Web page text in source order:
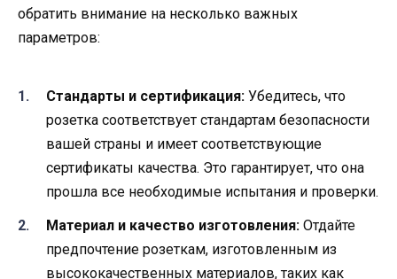
обратить внимание на несколько важных
параметров:
Стандарты и сертификация: Убедитесь, что
розетка соответствует стандартам безопасности
вашей страны и имеет соответствующие
сертификаты качества. Это гарантирует, что она
прошла все необходимые испытания и проверки.
Материал и качество изготовления: Отдайте
предпочтение розеткам, изготовленным из
высококачественных материалов, таких как